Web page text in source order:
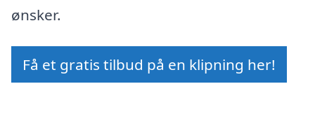
ønsker.
Få et gratis tilbud på en klipning her!